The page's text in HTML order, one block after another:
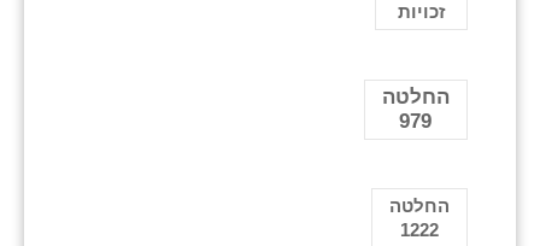
זכויות
החלטה
979
החלטה
1222